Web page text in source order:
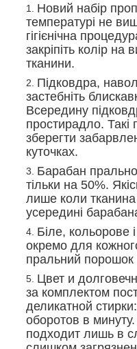
Новий набір
температурі не
гігієнічна
закріпіть колір на
тканини.
Підковдра,
застебніть
Всередину
простирадло. Такі
зберегти
куточках.
Барабан
тільки на 50%.
лише коли тканина
усередині
Біле, кольорове
окремо для
пральний
Цвет и
за комплектом
деликатной
оборотов в
подходит лишь в